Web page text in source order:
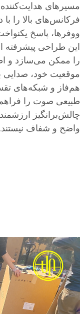
مسیرهای
فرکانس‌های بالا را
ووفرها، پاسخ
این طراحی پیشرفته
را ممکن می‌سازد و
موقعیت خود، صدایی
هم‌فاز و شبکه‌های
طبیعی صوت را
چالش‌برانگیز
واضح و شفاف نیستند.